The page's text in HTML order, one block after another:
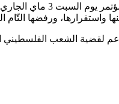
وألقى الأنور
لقضية الشعب الفلسطيني